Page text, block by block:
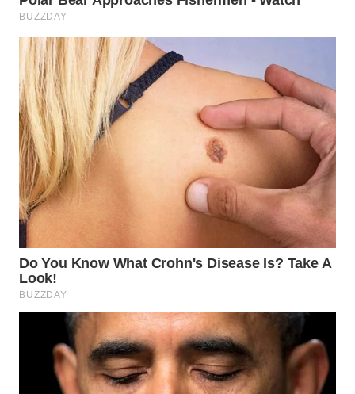
DEPOK
WN
TAPANULI
UTARA
WN
SAMOSIR
LAWAS
WN
SUMEDANG
WN
CIANJUR